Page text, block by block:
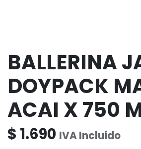
BALLERINA
DOYPACK
ACAI X 750
$ 1.690 IVA Incluido